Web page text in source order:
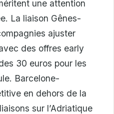
une attention
La liaison Gênes-
ajuster
des offres early
30 euros pour les
Barcelone-
en dehors de la
sur l’Adriatique